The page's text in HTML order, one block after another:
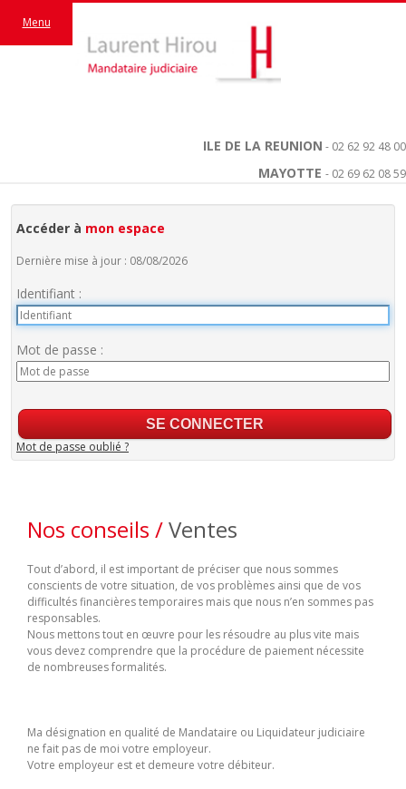
ILE DE LA REUNION - 02 62 92 48 00
MAYOTTE - 02 69 62 08 59
Menu
Accéder à mon espace
Dernière mise à jour : 08/08/2026
Identifiant :
Mot de passe :
Mot de passe oublié ?
Nos conseils /Ventes
Tout d’abord, il est important de préciser que nous sommes
conscients de votre situation, de vos problèmes ainsi que de vos
difficultés financières temporaires mais que nous n’en sommes pas
responsables.
Nous mettons tout en œuvre pour les résoudre au plus vite mais
vous devez comprendre que la procédure de paiement nécessite
de nombreuses formalités.
Ma désignation en qualité de Mandataire ou Liquidateur judiciaire
ne fait pas de moi votre employeur.
Votre employeur est et demeure votre débiteur.